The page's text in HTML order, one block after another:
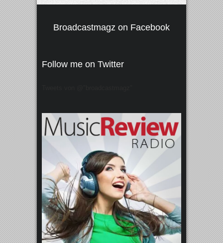
Broadcastmagz on Facebook
Follow me on Twitter